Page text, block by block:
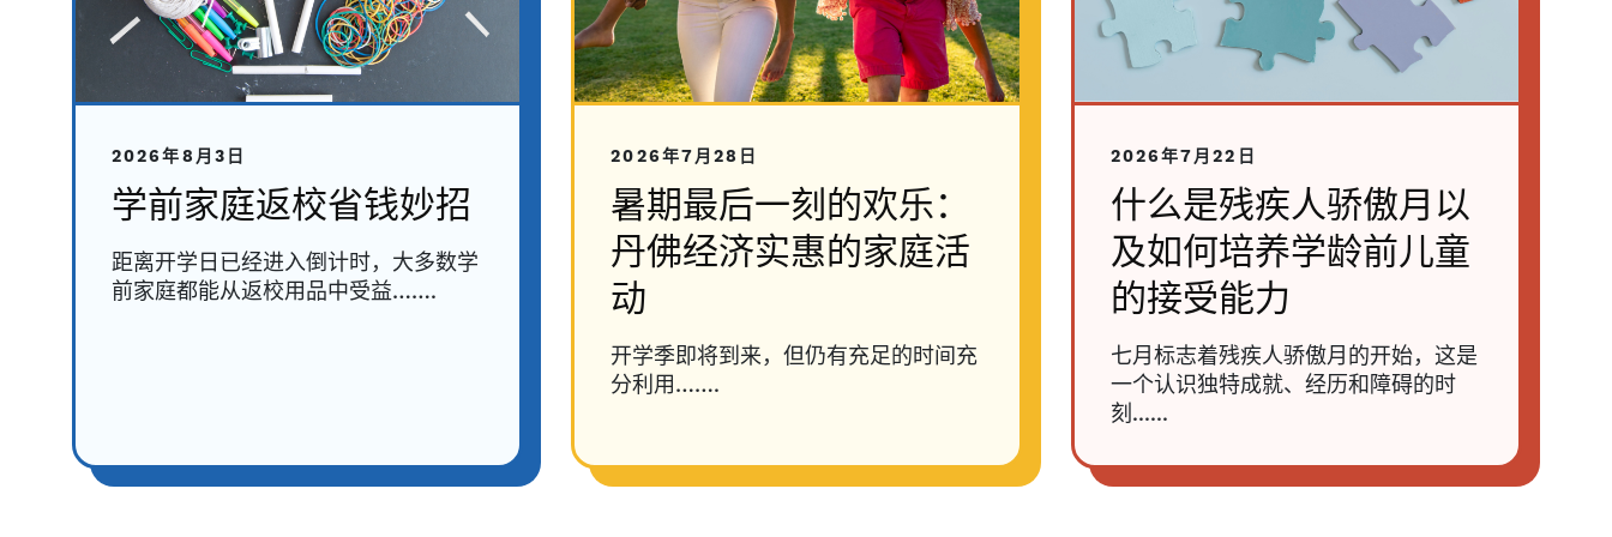
2026年8月3日
学前家庭返校省钱妙招
距离开学日已经进入倒计时，大多数学
前家庭都能从返校用品中受益…….
2026年7月28日
暑期最后一刻的欢乐：
丹佛经济实惠的家庭活
动
开学季即将到来，但仍有充足的时间充
分利用…….
2026年7月22日
什么是残疾人骄傲月以
及如何培养学龄前儿童
的接受能力
七月标志着残疾人骄傲月的开始，这是
一个认识独特成就、经历和障碍的时
刻......